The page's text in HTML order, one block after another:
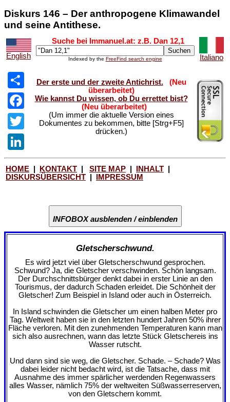
Diskurs 146 – Der anthropogene Klimawandel
und seine Antithese.
English
Suche bei Immanuel.at: z.B. Dan 12,1
Indexed by the FreeFind search engine Italiano
Facebook
Der erste und der zweite Antichrist.
(Neu
überarbeitet)
Wie kannst Du wissen, ob Du errettet bist?
(Neu überarbeitet)
(Um immer die aktuelle Version eines
Dokumentes zu bekommen, bitte [Strg+F5]
drücken.)
HOME KONTAKT SITE MAP INHALT
DISKURSÜBERSICHT
IMPRESSUM
INFOBOX ausblenden / einblenden
Gletscherschwund.
Es wird jetzt viel über Gletscherschwund gesprochen.
Schwund? Ja, die Gletscher verschwinden. Schön langsam.
Der Durchschnittsbürger denkt dabei in erster Linie an den
Tourismus, der dadurch Schaden erleidet. Die Schönheit der
Gletscher! Zum Beispiel in Island oder auch in Österreich.
In Island schwinden die Gletscher um einen halben Meter pro
Tag. Weltweit haben sie in den letzten hundert Jahren 50% ihrer
Fläche verloren. Mit den zunehmenden Temperaturen kann man
sich also ausrechnen, wann das letzte Stück Gletschereis ins
Wasser rutscht.
Und dann sind sie weg, die Gletscher. Schade. – Schade? Was
dabei leider nicht bedacht wird, ist die Tatsache, dass mit
Ausnahme des immer spärlicher werdenden Regenwassers
alles Wasser, nämlich 75% der weltweiten Süßwasserreserven,
von den Gletschern kommt.